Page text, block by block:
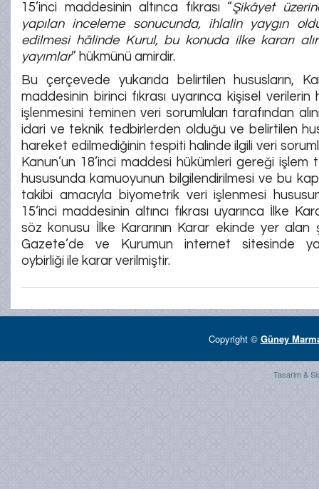
15’inci maddesinin altınca fıkrası “Şikâyet
yapılan inceleme sonucunda, ihlalin yaygın
edilmesi hâlinde Kurul, bu konuda ilke kararı
yayımlar” hükmünü amirdir.
Bu çerçevede yukarıda belirtilen hususların,
maddesinin birinci fıkrası uyarınca kişisel verilerin
işlenmesini teminen veri sorumluları tarafından
idari ve teknik tedbirlerden olduğu ve belirtilen
hareket edilmediğinin tespiti halinde ilgili veri
Kanun’un 18’inci maddesi hükümleri gereği işlem
hususunda kamuoyunun bilgilendirilmesi ve bu
takibi amacıyla biyometrik veri işlenmesi
15’inci maddesinin altıncı fıkrası uyarınca İlke
söz konusu İlke Kararının Karar ekinde yer alan
Gazete’de ve Kurumun internet sitesinde
oybirliği ile karar verilmiştir.
Copyright © Güney
Tasarim &